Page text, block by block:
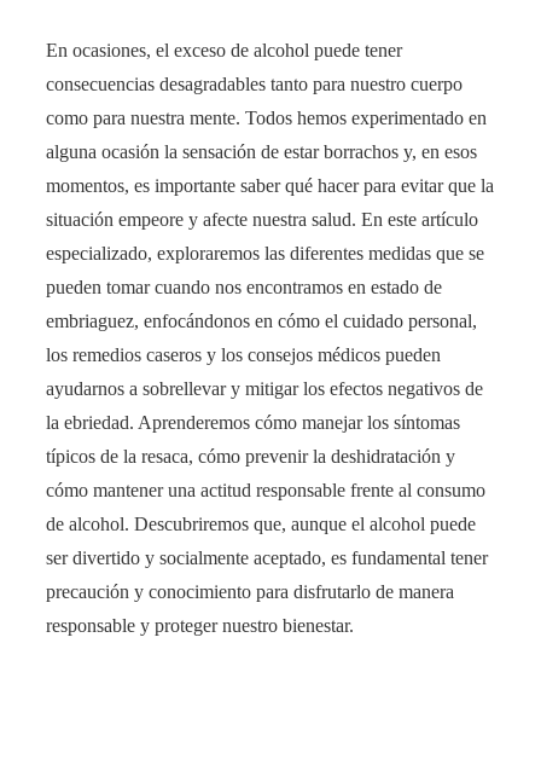
En ocasiones, el exceso de alcohol puede tener
consecuencias desagradables tanto para nuestro cuerpo
como para nuestra mente. Todos hemos experimentado en
alguna ocasión la sensación de estar borrachos y, en esos
momentos, es importante saber qué hacer para evitar que la
situación empeore y afecte nuestra salud. En este artículo
especializado, exploraremos las diferentes medidas que se
pueden tomar cuando nos encontramos en estado de
embriaguez, enfocándonos en cómo el cuidado personal,
los remedios caseros y los consejos médicos pueden
ayudarnos a sobrellevar y mitigar los efectos negativos de
la ebriedad. Aprenderemos cómo manejar los síntomas
típicos de la resaca, cómo prevenir la deshidratación y
cómo mantener una actitud responsable frente al consumo
de alcohol. Descubriremos que, aunque el alcohol puede
ser divertido y socialmente aceptado, es fundamental tener
precaución y conocimiento para disfrutarlo de manera
responsable y proteger nuestro bienestar.